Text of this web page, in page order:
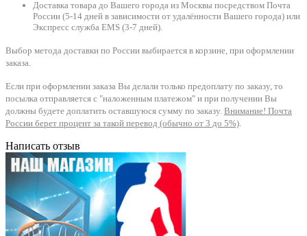
Доставка товара до Вашего города из Москвы посредством Почта
России (5-14 дней в зависимости от удалённости Вашего города) или
Экспресс служба EMS (3-7 дней).
Выбор метода доставки по России выбирается в корзине, при оформлении
заказа.
Если при оформлении заказа Вы делали только предоплату по заказу, то
посылка отправляется с "наложенным платежом" и при получении Вы
должны будете доплатить оставшуюся сумму по заказу. Внимание! Почта
России берет процент за такой перевод (обычно от 3 до 5%).
Написать отзыв